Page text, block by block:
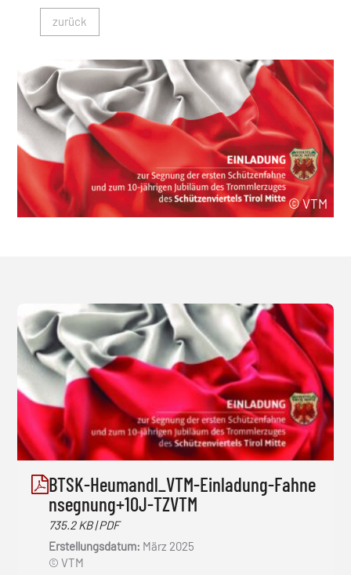
zurück
© VTM
BTSK-Heumandl_VTM-Einladung-Fahne
nsegnung+10J-TZVTM
735.2 KB | PDF
Erstellungsdatum: März 2025
© VTM